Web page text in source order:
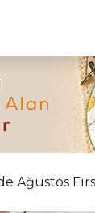
Ağustos